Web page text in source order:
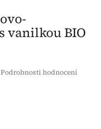
vanilkou BIO
produktu je 0,0 z 5
Podrobnosti hodnocení